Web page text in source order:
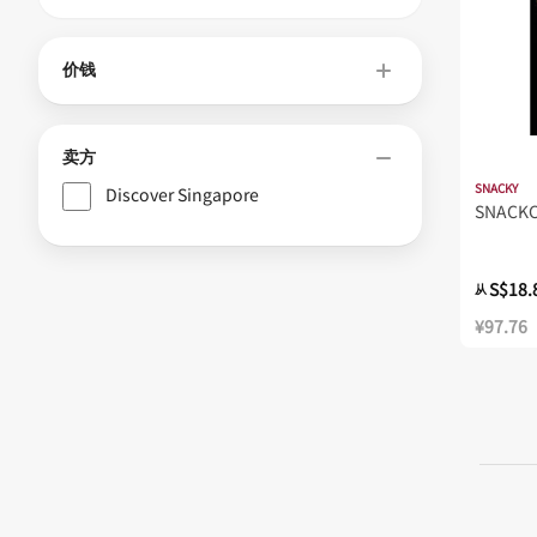
价钱
卖方
Discover Singapore
SNACKY
从
¥97.76